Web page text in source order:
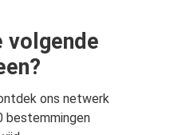
volgende
ons netwerk
bestemmingen